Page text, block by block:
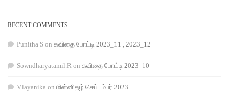
RECENT COMMENTS
Punitha S on கவிதை போட்டி 2023_11 , 2023_12
Sowndharyatamil.R on கவிதை போட்டி 2023_10
V.layanika on மின்னிதழ் செப்டம்பர் 2023